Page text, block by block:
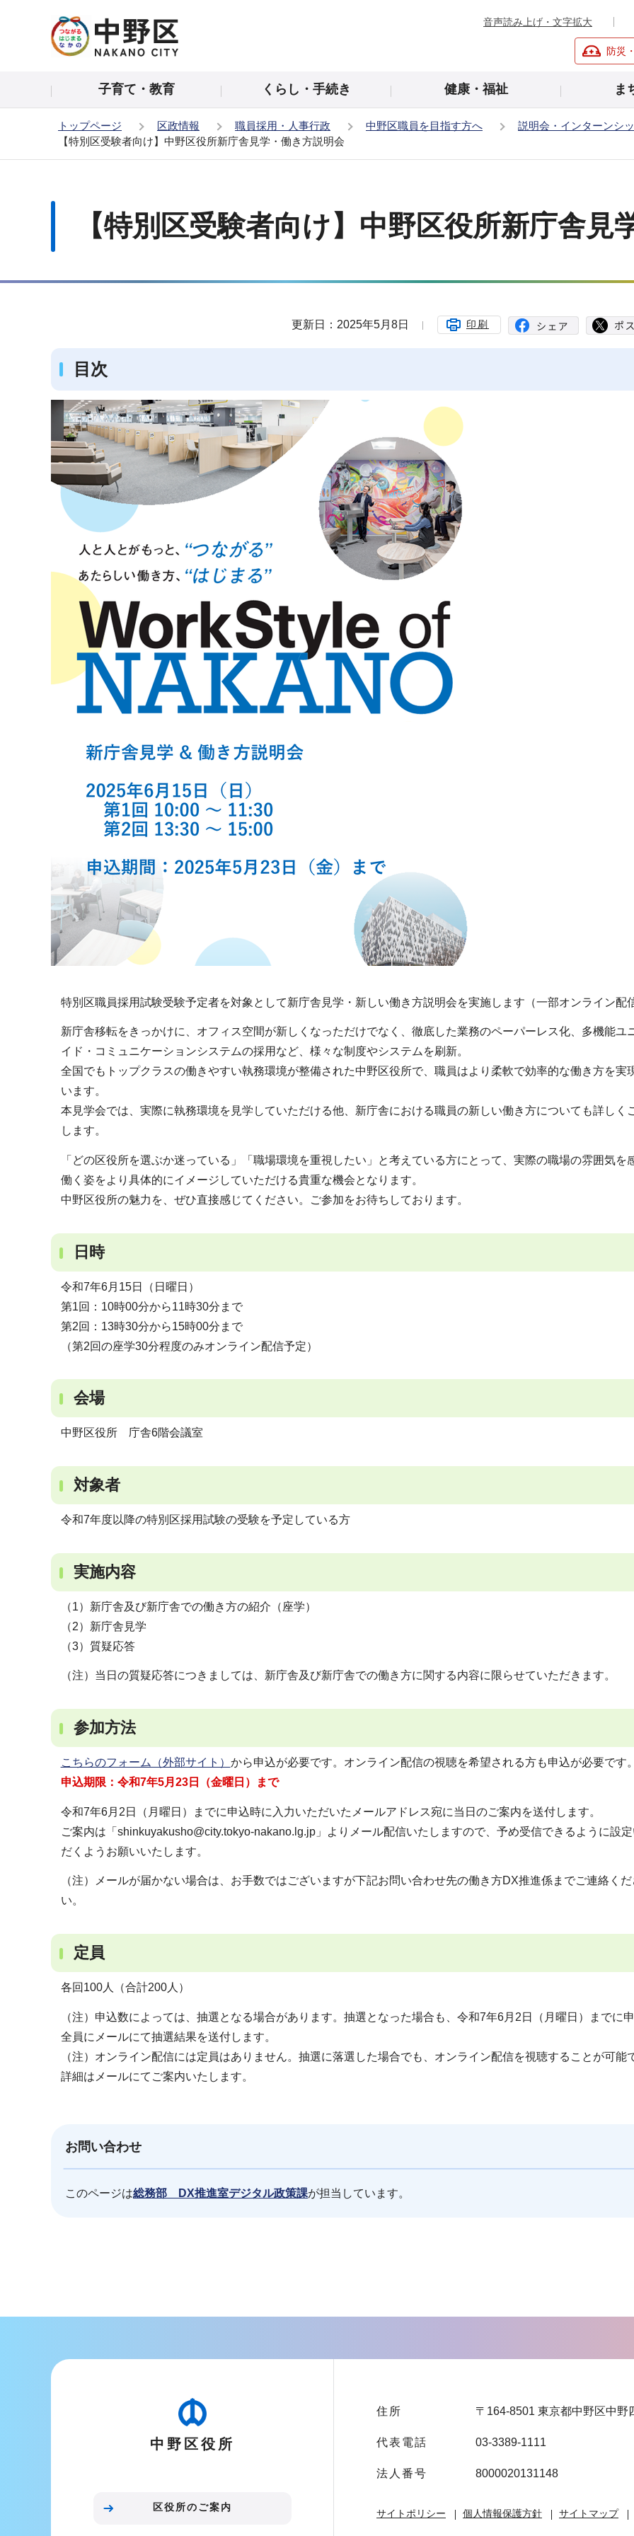
の
音声読み上げ・文字拡大
防災
子育て・教育 くらし・手続き 健康・福祉 ま
トップページ 区政情報 職員採用・人事行政 中野区職員を目指す方へ
説明会・インターンシ
【特別区受験者向け】中野区役所新庁舎見学・働き方説明会
【特別区受験者向け】中野区役所新庁舎見
更新日：2025年5月8日 印刷
目次
特別区職員採用試験受験予定者を対象として新庁舎見学・新しい働き方説明会を実施します（一部オンライン配
新庁舎移転をきっかけに、オフィス空間が新しくなっただけでなく、徹底した業務のペーパーレス化、多機能ユ
イド・コミュニケーションシステムの採用など、様々な制度やシステムを刷新。
全国でもトップクラスの働きやすい執務環境が整備された中野区役所で、職員はより柔軟で効率的な働き方を実
います。
本見学会では、実際に執務環境を見学していただける他、新庁舎における職員の新しい働き方についても詳しく
します。
「どの区役所を選ぶか迷っている」「職場環境を重視したい」と考えている方にとって、実際の職場の雰囲気を
働く姿をより具体的にイメージしていただける貴重な機会となります。
中野区役所の魅力を、ぜひ直接感じてください。ご参加をお待ちしております。
日時
令和7年6月15日（日曜日）
第1回：10時00分から11時30分まで
第2回：13時30分から15時00分まで
（第2回の座学30分程度のみオンライン配信予定）
会場
中野区役所 庁舎6階会議室
対象者
令和7年度以降の特別区採用試験の受験を予定している方
実施内容
（1）新庁舎及び新庁舎での働き方の紹介（座学）
（2）新庁舎見学
（3）質疑応答
（注）当日の質疑応答につきましては、新庁舎及び新庁舎での働き方に関する内容に限らせていただきます。
参加方法
こちらのフォーム（外部サイト） から申込が必要です。オンライン配信の視聴を希望される方も申込が必要です。
申込期限：令和7年5月23日（金曜日）まで
令和7年6月2日（月曜日）までに申込時に入力いただいたメールアドレス宛に当日のご案内を送付します。
ご案内は「shinkuyakusho@city.tokyo-nakano.lg.jp」よりメール配信いたしますので、予め受信できるように設定
だくようお願いいたします。
（注）メールが届かない場合は、お手数ではございますが下記お問い合わせ先の働き方DX推進係までご連絡くだ
い。
定員
各回100人（合計200人）
（注）申込数によっては、抽選となる場合があります。抽選となった場合も、令和7年6月2日（月曜日）までに
全員にメールにて抽選結果を送付します。
（注）オンライン配信には定員はありません。抽選に落選した場合でも、オンライン配信を視聴することが可能
詳細はメールにてご案内いたします。
お問い合わせ
このページは総務部 DX推進室デジタル政策課が担当しています。
こ
ナ
ビ
ゲ
シ
ョ
ン
こ
中野区役所
区役所のご案内
住所 〒164-8501 東京都中野区中野
代表電話 03-3389-1111
法人番号 8000020131148
サイトポリシー 個人情報保護方針 サイトマップ